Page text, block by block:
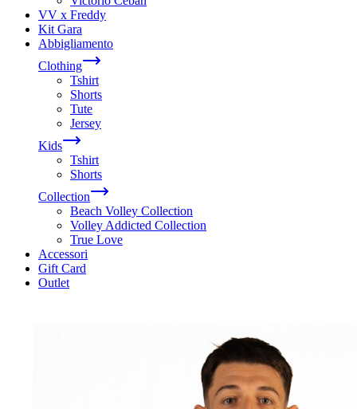
VV x Freddy
Kit Gara
Abbigliamento
Clothing
Tshirt
Shorts
Tute
Jersey
Kids
Tshirt
Shorts
Collection
Beach Volley Collection
Volley Addicted Collection
True Love
Accessori
Gift Card
Outlet